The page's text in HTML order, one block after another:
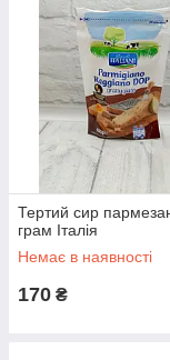
Тертий сир
грам Італія
Немає в наявності
170 ₴